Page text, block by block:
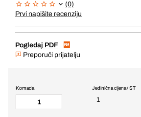
(0)
Prvi napišite recenziju
Pogledaj PDF
Preporuči prijatelju
Jedinična cijena / ST
1
Komada